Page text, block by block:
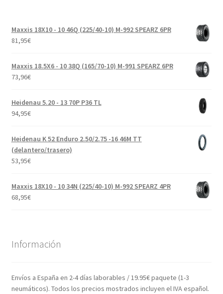
Maxxis 18X10 - 10 46Q (225/40-10) M-992 SPEARZ 6PR
81,95€
Maxxis 18.5X6 - 10 38Q (165/70-10) M-991 SPEARZ 6PR
73,96€
Heidenau 5.20 - 13 70P P36 TL
94,95€
Heidenau K 52 Enduro 2.50/2.75 -16 46M TT
(delantero/trasero)
53,95€
Maxxis 18X10 - 10 34N (225/40-10) M-992 SPEARZ 4PR
68,95€
Información
Envíos a España en 2-4 días laborables / 19.95€ paquete (1-3
neumáticos). Todos los precios mostrados incluyen el IVA español.